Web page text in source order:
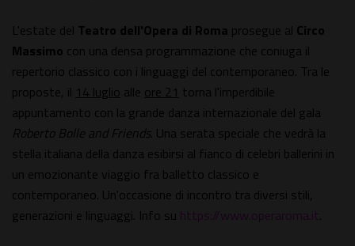
L'estate del Teatro dell'Opera di Roma prosegue al Circo
Massimo con una densa programmazione che coniuga il
repertorio classico con i linguaggi del contemporaneo. Tra le
proposte, il 14 luglio alle ore 21 torna l'imperdibile
appuntamento con la grande danza internazionale del gala
Roberto Bolle and Friends. Una serata speciale che vedrà la
stella italiana della danza esibirsi al fianco di celebri ballerini in
un emozionante viaggio fra balletto classico e
contemporaneo. Un'occasione di incontro tra diversi stili,
generazioni e linguaggi. Info su https://www.operaroma.it.